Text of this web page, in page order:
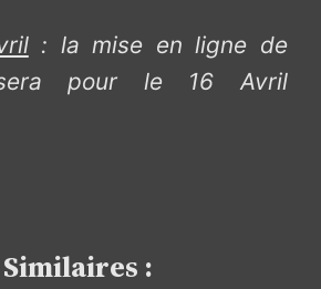
: la mise en ligne de
sera pour le 16 Avril
: